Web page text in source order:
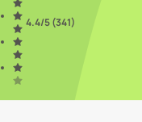
4.4/5 (341)